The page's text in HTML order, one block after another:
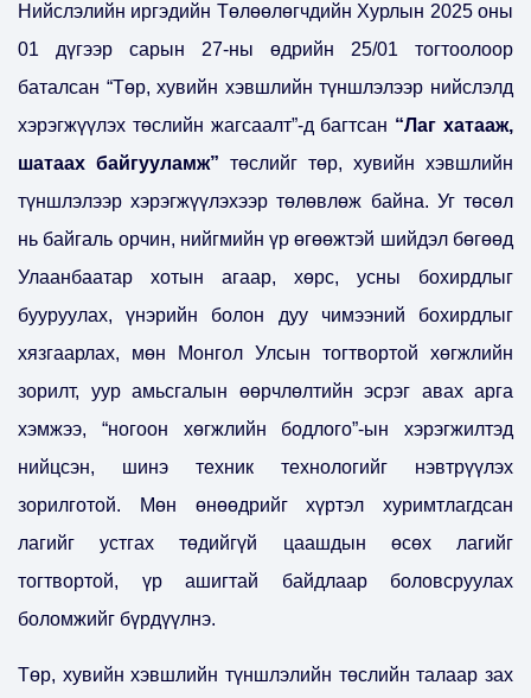
Нийслэлийн иргэдийн Төлөөлөгчдийн Хурлын 2025 оны
01 дүгээр сарын 27-ны өдрийн 25/01 тогтоолоор
баталсан “Төр, хувийн хэвшлийн түншлэлээр нийслэлд
хэрэгжүүлэх төслийн жагсаалт”-д багтсан “Лаг хатааж,
шатаах байгууламж” төслийг төр, хувийн хэвшлийн
түншлэлээр хэрэгжүүлэхээр төлөвлөж байна. Уг төсөл
нь байгаль орчин, нийгмийн үр өгөөжтэй шийдэл бөгөөд
Улаанбаатар хотын агаар, хөрс, усны бохирдлыг
бууруулах, үнэрийн болон дуу чимээний бохирдлыг
хязгаарлах, мөн Монгол Улсын тогтвортой хөгжлийн
зорилт, уур амьсгалын өөрчлөлтийн эсрэг авах арга
хэмжээ, “ногоон хөгжлийн бодлого”-ын хэрэгжилтэд
нийцсэн, шинэ техник технологийг нэвтрүүлэх
зорилготой. Мөн өнөөдрийг хүртэл хуримтлагдсан
лагийг устгах төдийгүй цаашдын өсөх лагийг
тогтвортой, үр ашигтай байдлаар боловсруулах
боломжийг бүрдүүлнэ.
Төр, хувийн хэвшлийн түншлэлийн төслийн талаар зах